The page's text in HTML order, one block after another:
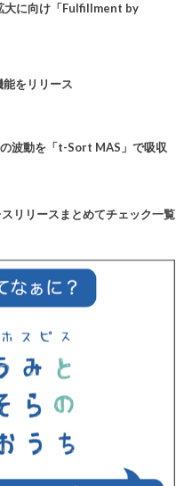
大に向け「Fulfillment by
をリリース
波動を「t-Sort MAS」で吸収
スリリースまとめてチェック一覧